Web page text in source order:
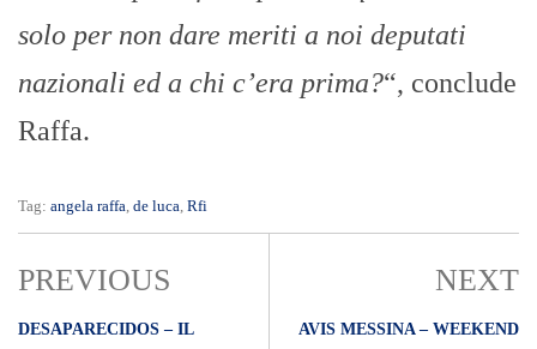
solo per non dare meriti a noi deputati
nazionali ed a chi c’era prima?“, conclude
Raffa.
Tag: angela raffa, de luca, Rfi
PREVIOUS
DESAPARECIDOS – IL
NEXT
AVIS MESSINA – WEEKEND